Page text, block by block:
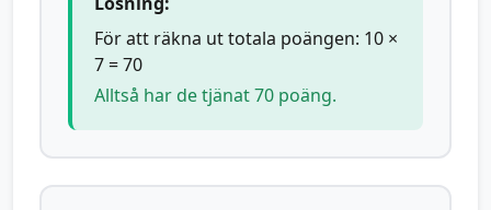
För att räkna ut totala poängen: 10 ×
7 = 70
Alltså har de tjänat 70 poäng.